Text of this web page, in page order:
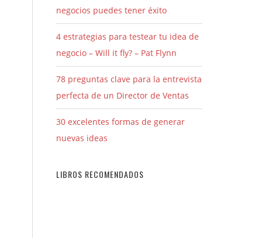
negocios puedes tener éxito
4 estrategias para testear tu idea de
negocio – Will it fly? – Pat Flynn
78 preguntas clave para la entrevista
perfecta de un Director de Ventas
30 excelentes formas de generar
nuevas ideas
LIBROS RECOMENDADOS